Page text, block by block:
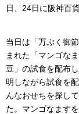
日、24日に阪神百
当日は「万ぷく御
まれた「マンゴな
豆」の試食を配布
明しながら試食を
んなおせちを探し
た。マンゴなます